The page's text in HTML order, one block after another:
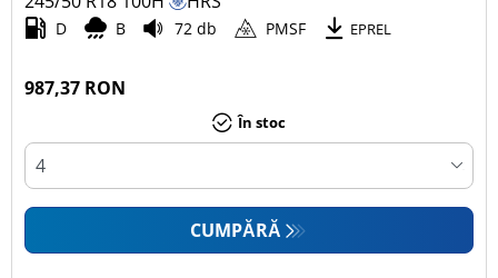
D B 72 db PMSF EPREL
987,37 RON
În stoc
CUMPĂRĂ